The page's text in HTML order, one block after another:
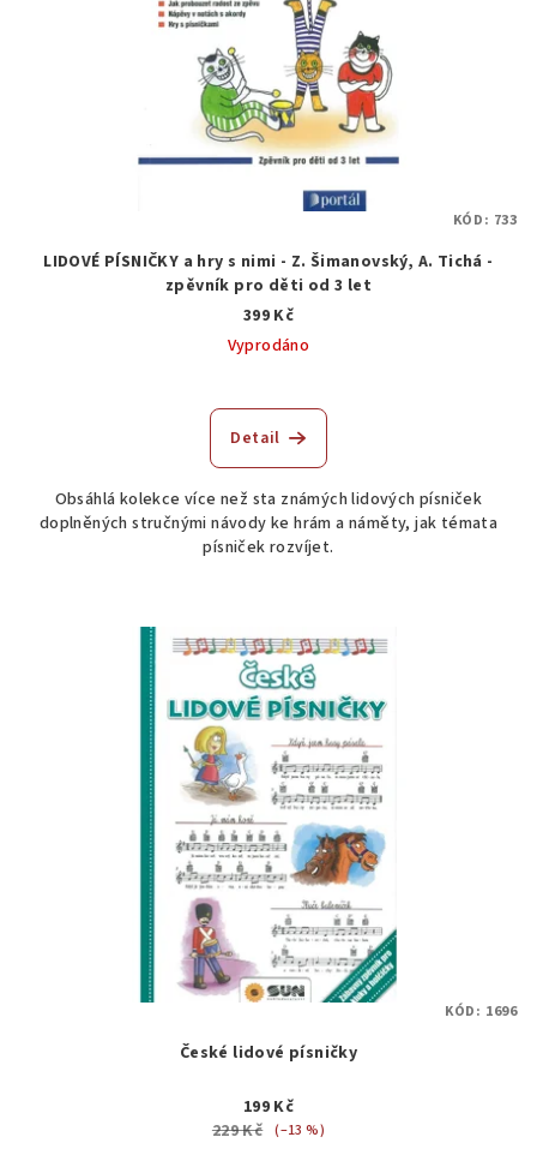
LIDOVÉ PÍSNIČKY a hry s nimi - Z. Šimanovský, A. Tichá -
zpěvník pro děti od 3 let
399 Kč
Vyprodáno
Detail
Obsáhlá kolekce více než sta známých lidových písniček
doplněných stručnými návody ke hrám a náměty, jak témata
písniček rozvíjet.
KÓD: 733
České lidové písničky
199 Kč
229 Kč (–13 %)
KÓD: 1696